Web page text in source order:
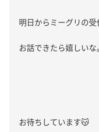
明日からミーグリの受
お話できたら嬉しいな。
お待ちしています😽